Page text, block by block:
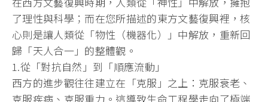
了理性與科學；而在您所描述的東方文藝復興裡，核
心則是讓人類從「物性（機器化）」中解放，重新回
歸「天人合一」的整體觀。
1.從「對抗自然」到「順應流動」
西方的進步觀往往建立在「克服」之上：克服衰老、
克服疾病、克服重力。這導致生命工程學走向了極端